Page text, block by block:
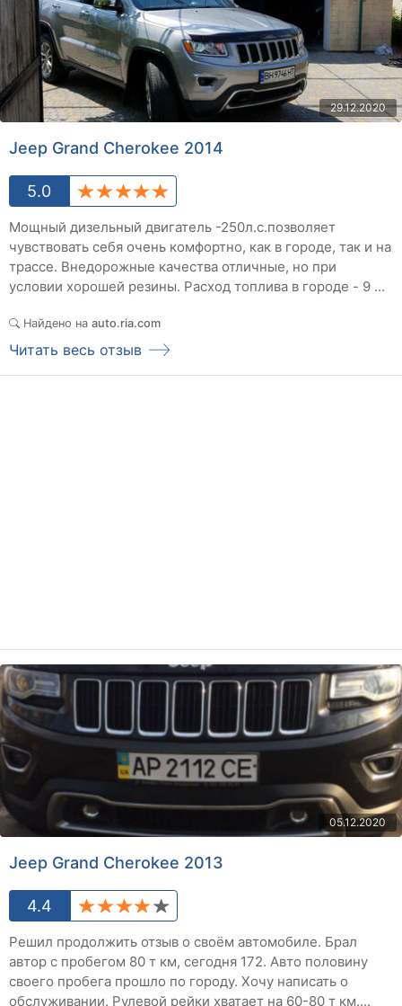
29.12.2020
Jeep Grand Cherokee 2014
5.0
Мощный дизельный двигатель -250л.с.позволяет
чувствовать себя очень комфортно, как в городе, так и на
трассе. Внедорожные качества отличные, но при
условии хорошей резины. Расход топлива в городе - 9 ...
Найдено на auto.ria.com
Читать весь отзыв
05.12.2020
Jeep Grand Cherokee 2013
4.4
Решил продолжить отзыв о своём автомобиле. Брал
автор с пробегом 80 т км, сегодня 172. Авто половину
своего пробега прошло по городу. Хочу написать о
обслуживании. Рулевой рейки хватает на 60-80 т км....